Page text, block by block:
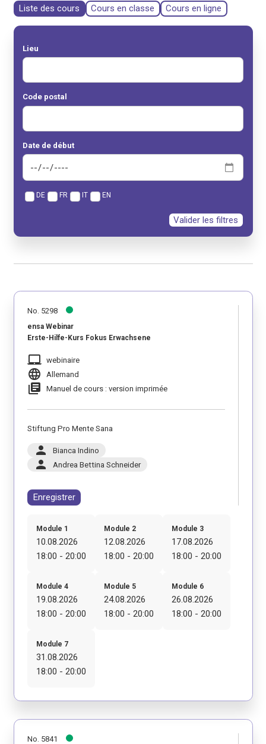
Liste des cours Cours en classe Cours en ligne
Lieu
Code postal
Date de début
DE FR IT EN
Valider les filtres
No. 5298
ensa Webinar
Erste-Hilfe-Kurs Fokus Erwachsene
laptop_mac webinaire
language Allemand
library_books Manuel de cours : version imprimée
Stiftung Pro Mente Sana
person Bianca Indino
person Andrea Bettina Schneider
Enregistrer
Module 1
10.08.2026
18:00 - 20:00
Module 2
12.08.2026
18:00 - 20:00
Module 3
17.08.2026
18:00 - 20:00
Module 4
19.08.2026
18:00 - 20:00
Module 5
24.08.2026
18:00 - 20:00
Module 6
26.08.2026
18:00 - 20:00
Module 7
31.08.2026
18:00 - 20:00
No. 5841